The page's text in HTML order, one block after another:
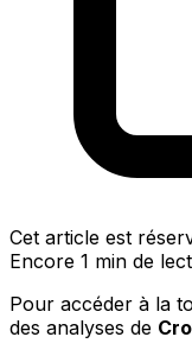
Cet article est
Encore 1 min de
Pour accéder à la
des analyses de